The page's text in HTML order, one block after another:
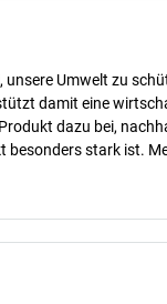
Umwelt zu
damit eine
dazu bei,
besonders stark ist.